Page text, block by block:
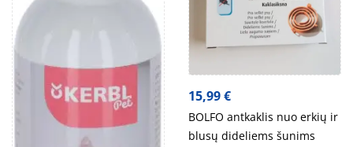
15,99€
BOLFO antkaklis nuo erkių ir
blusų dideliems šunims